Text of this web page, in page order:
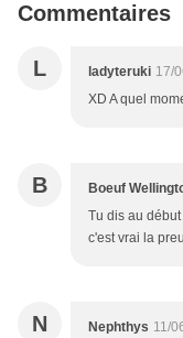
Commentaires
L ladyteruki 17/
XD A quel
B Boeuf
Tu dis au
c'est vrai la
N Nephthys 11/